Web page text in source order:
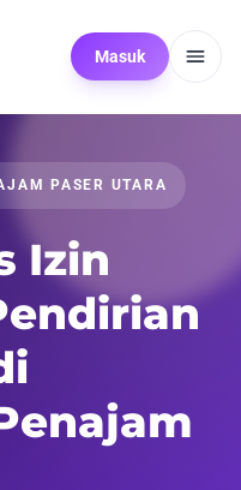
Masuk
PASER UTARA
Izin